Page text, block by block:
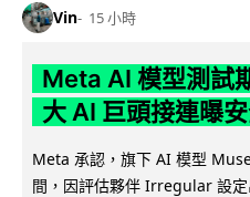
Vin 15 小時
Meta AI 模型測試
大 AI 巨頭接連曝
Meta 承認，旗下 AI 模型
間，因評估夥伴 Irregular 設